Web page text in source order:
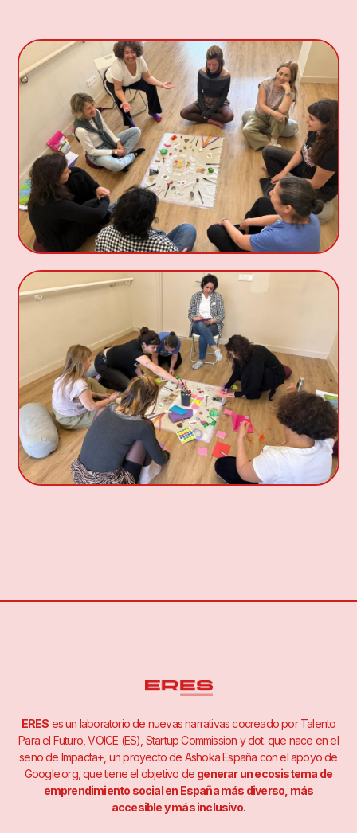
ERES es un laboratorio de nuevas narrativas cocreado por Talento
Para el Futuro, VOICE (ES), Startup Commission y dot. que nace en el
seno de Impacta+, un proyecto de Ashoka España con el apoyo de
Google.org, que tiene el objetivo de generar un ecosistema de
emprendimiento social en España más diverso, más
accesible y más inclusivo.